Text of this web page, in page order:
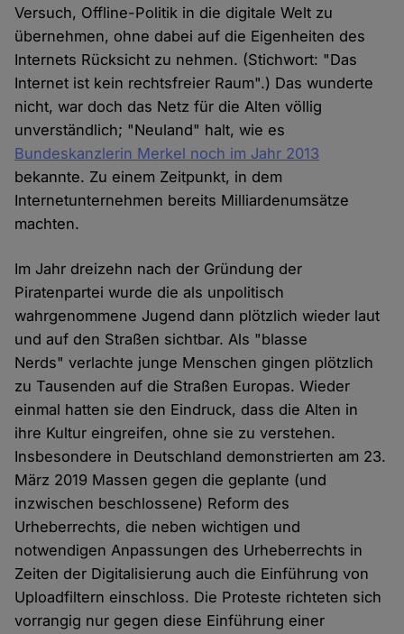
Versuch, Offline-Politik in die digitale Welt zu
übernehmen, ohne dabei auf die Eigenheiten des
Internets Rücksicht zu nehmen. (Stichwort: "Das
Internet ist kein rechtsfreier Raum".) Das wunderte
nicht, war doch das Netz für die Alten völlig
unverständlich; "Neuland" halt, wie es
Bundeskanzlerin Merkel noch im Jahr 2013
bekannte. Zu einem Zeitpunkt, in dem
Internetunternehmen bereits Milliardenumsätze
machten.
Im Jahr dreizehn nach der Gründung der
Piratenpartei wurde die als unpolitisch
wahrgenommene Jugend dann plötzlich wieder laut
und auf den Straßen sichtbar. Als "blasse
Nerds" verlachte junge Menschen gingen plötzlich
zu Tausenden auf die Straßen Europas. Wieder
einmal hatten sie den Eindruck, dass die Alten in
ihre Kultur eingreifen, ohne sie zu verstehen.
Insbesondere in Deutschland demonstrierten am 23.
März 2019 Massen gegen die geplante (und
inzwischen beschlossene) Reform des
Urheberrechts, die neben wichtigen und
notwendigen Anpassungen des Urheberrechts in
Zeiten der Digitalisierung auch die Einführung von
Uploadfiltern einschloss. Die Proteste richteten sich
vorrangig nur gegen diese Einführung einer